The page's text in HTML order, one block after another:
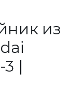
из
|